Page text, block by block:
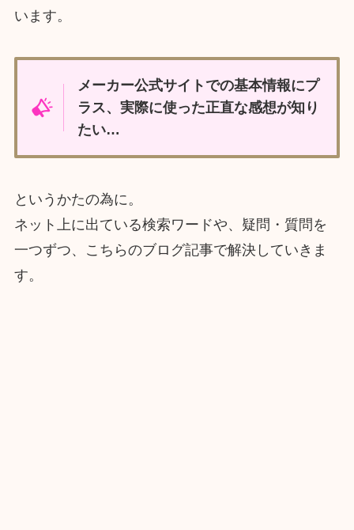
います。
メーカー公式サイトでの基本情報にプ
ラス、実際に使った正直な感想が知り
たい…
というかたの為に。
ネット上に出ている検索ワードや、疑問・質問を
一つずつ、こちらのブログ記事で解決していきま
す。